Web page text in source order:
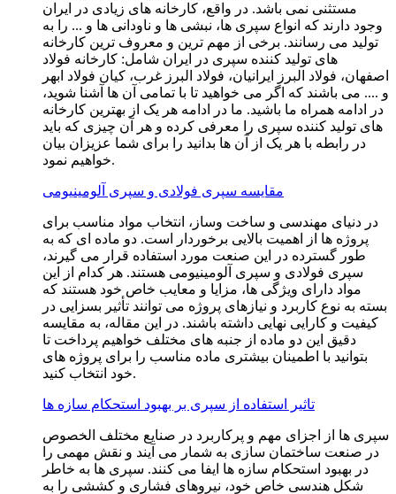
مستثنی نمی باشد. در واقع، کارخانه های زیادی در ایران
وجود دارند که انواع سپری ها، نبشی ها و ناودانی ها و ... را به
تولید می رسانند. برخی از مهم ترین و معروف ترین کارخانه
های تولید کننده سپری در ایران شامل: کارخانه فولاد
اصفهان، فولاد البرز ایرانیان، فولاد البرز غرب، کیان فولاد ابهر
و .... می باشند که اگر می خواهید تا با تمامی آن ها آشنا شوید،
در ادامه همراه ما باشید. ما در ادامه هر یک از بهترین کارخانه
های تولید کننده سپری را معرفی کرده و هر آن چیزی که باید
در رابطه با هر یک از آن ها بدانید را برای شما عزیزان بیان
خواهیم نمود.
مقایسه سپری فولادی و سپری آلومینیومی
در دنیای مهندسی و ساخت وساز، انتخاب مواد مناسب برای
پروژه ها از اهمیت بالایی برخوردار است. دو ماده ای که به
طور گسترده در این صنعت مورد استفاده قرار می گیرند،
سپری فولادی و سپری آلومینیومی هستند. هر کدام از این
مواد دارای ویژگی ها، مزایا و معایب خاص خود هستند که
بسته به نوع کاربرد و نیازهای پروژه می توانند تأثیر بسزایی در
کیفیت و کارایی نهایی داشته باشند. در این مقاله، به مقایسه
دقیق این دو ماده از جنبه های مختلف خواهیم پرداخت تا
بتوانید با اطمینان بیشتری ماده مناسب را برای پروژه های
خود انتخاب کنید.
تاثیر استفاده از سپری بر بهبود استحکام سازه ‌ها
سپری ‌ها از اجزای مهم و پرکاربرد در صنایع مختلف الخصوص
در صنعت ساختمان سازی به شمار می آیند و نقش مهمی را
در بهبود استحکام سازه‌ ها ایفا می ‌کنند. سپری‌ ها به خاطر
شکل هندسی خاص خود، نیروهای فشاری و کششی را به